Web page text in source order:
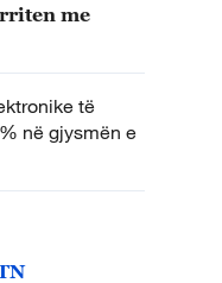
me
të
në gjysmën e